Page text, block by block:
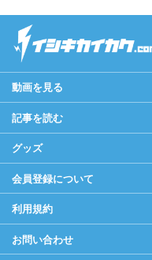
動画を見る
記事を読む
グッズ
会員登録について
利用規約
お問い合わせ